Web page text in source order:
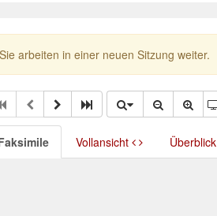
arbeiten in einer neuen Sitzung weiter.
Vollansicht Überblick